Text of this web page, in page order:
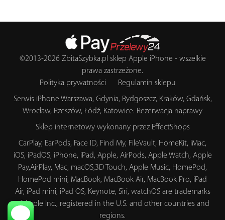
©2013-2026 ZbitaSzybka.pl sklep Apple iPhone - wszelkie
prawa zastrzeżone.
Polityka prywatności
Regulamin sklepu
Serwis iPhone Warszawa, Gdynia, Bydgoszcz, Kraków, Gdańsk,
Wrocław, Rzeszów, Łódź, Katowice. Rezerwacja naprawy
Sklep internetowy wykonany przez EffectShops
CarPlay, EarPods, Face ID, Find My, FileVault, HomeKit, iMac,
iOS, iPadOS, iPhone, iPad, Apple, AirPods, Apple Watch, Apple
Pay,AirPlay, Mac, macOS,3D Touch, Apple Music, HomePod,
HomePod mini, MacBook, MacBook Air, MacBook Pro, iPad
Air, iPad mini, iPad OS, Keynote, Siri, watchOS are trademarks
of Apple Inc., registered in the U.S. and other countries and
regions.